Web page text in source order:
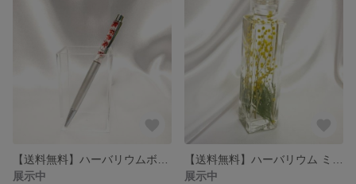
展示中
展示中